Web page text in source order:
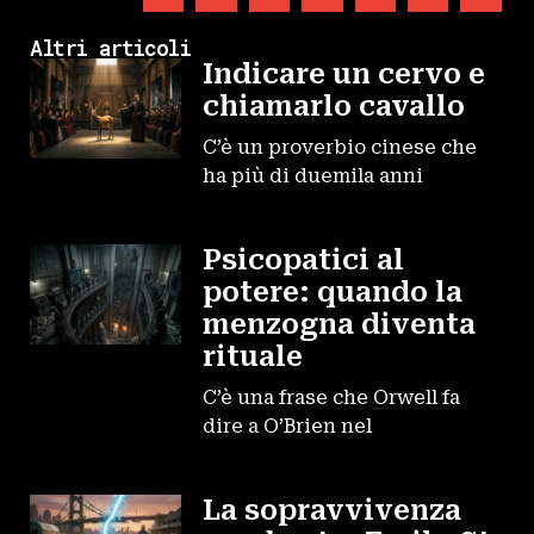
Altri articoli
Indicare un cervo e
chiamarlo cavallo
C’è un proverbio cinese che
ha più di duemila anni
Psicopatici al
potere: quando la
menzogna diventa
rituale
C’è una frase che Orwell fa
dire a O’Brien nel
La sopravvivenza